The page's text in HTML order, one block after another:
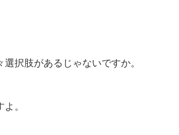
択肢があるじゃないですか。
。